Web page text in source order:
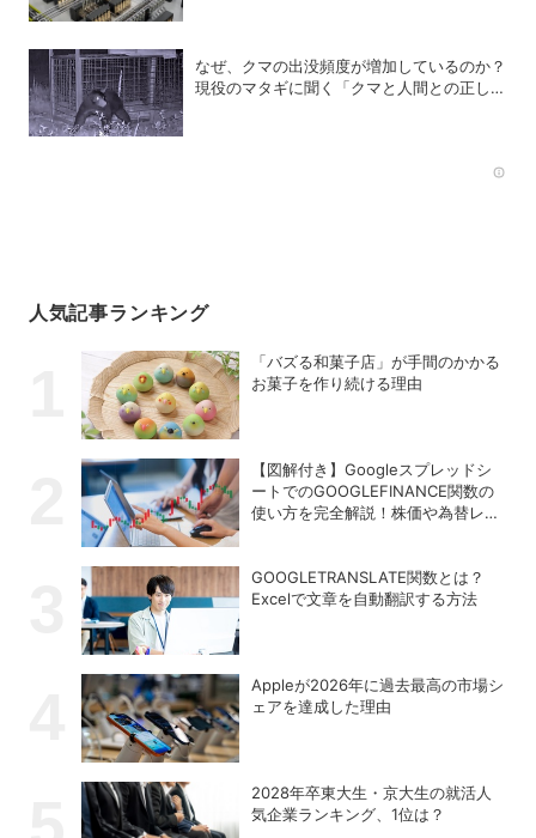
なぜ、クマの出没頻度が増加しているのか？
現役のマタギに聞く「クマと人間との正しい
人気記事ランキング
「バズる和菓子店」が手間のかかる
お菓子を作り続ける理由
【図解付き】Googleスプレッドシ
ートでのGOOGLEFINANCE関数の
使い方を完全解説！株価や為替レー
GOOGLETRANSLATE関数とは？
Excelで文章を自動翻訳する方法
Appleが2026年に過去最⾼の市場シ
ェアを達成した理由
2028年卒東大生・京大生の就活人
気企業ランキング、1位は？